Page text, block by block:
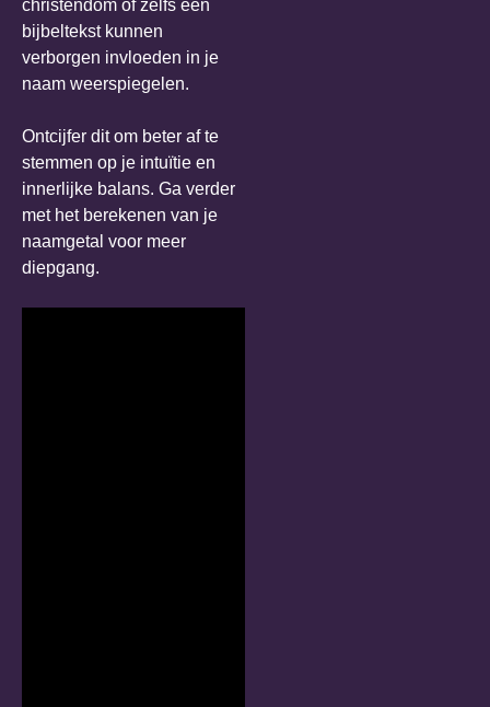
christendom of zelfs een
bijbeltekst kunnen
verborgen invloeden in je
naam weerspiegelen.
Ontcijfer dit om beter af te
stemmen op je intuïtie en
innerlijke balans. Ga verder
met het berekenen van je
naamgetal voor meer
diepgang.